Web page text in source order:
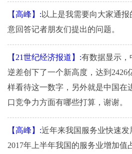
【高峰】: 以上是我需要向大家通
意回答记者朋友们提出的问题。
【21世纪经济报道】:有数据显示，
逆差创下了一个新高度，达到2426
样看待这一数字，另外就是中国在
口竞争力方面有哪些打算，谢谢。
【高峰】:近年来我国服务业快速发
2017年上半年我国的服务业增加值